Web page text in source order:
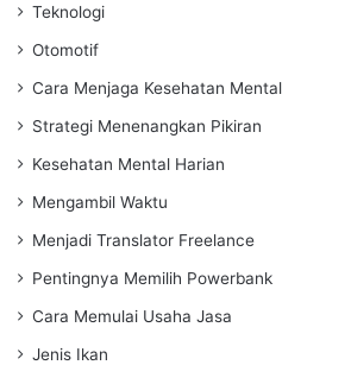
Teknologi
Otomotif
Cara Menjaga Kesehatan Mental
Strategi Menenangkan Pikiran
Kesehatan Mental Harian
Mengambil Waktu
Menjadi Translator Freelance
Pentingnya Memilih Powerbank
Cara Memulai Usaha Jasa
Jenis Ikan